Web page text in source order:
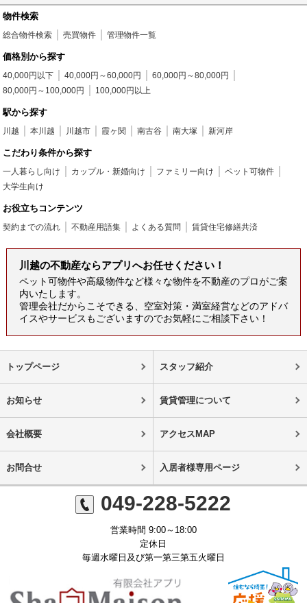
物件検索
総合物件検索 売買物件 管理物件一覧
価格別から探す
40,000円以下 40,000円～60,000円
60,000円～80,000円
80,000円～100,000円
100,000円以上
駅から探す
川越 本川越 川越市 霞ヶ関 南古谷 南大塚 新河岸
こだわり条件から探す
一人暮らし向け カップル・新婚向け ファミリー向け
ペット可物件
大学生向け
お役立ちコンテンツ
契約までの流れ 不動産用語集 よくある質問 賃貸住宅修繕共済
川越の不動産ならアプリへお任せください！
ペット可物件や高級物件など様々な物件を不動産のプロがご案
内いたします。
管理会社だからこそできる、空室対策・満室経営などのアドバ
イスやサービスもございますのでお気軽にご相談下さい！
トップページ スタッフ紹介
お知らせ 賃貸管理について
会社概要 アクセスMAP
お問合せ 入居者様専用ページ
049-228-5222
営業時間 9:00～18:00
定休日
毎週水曜日及び第一第三第五火曜日